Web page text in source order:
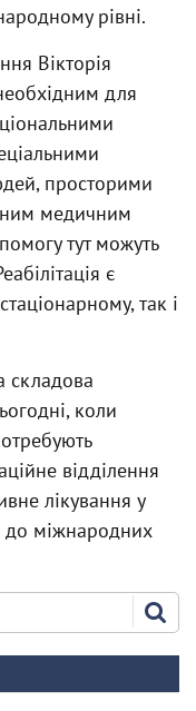
рівні.
Вікторія
для
просторими
медичним
тут можуть
є
так і
складова
коли
відділення
лікування у
до міжнародних